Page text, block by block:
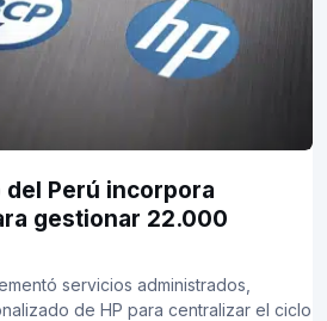
Perú incorpora
gestionar 22.000
servicios administrados,
de HP para centralizar el ciclo